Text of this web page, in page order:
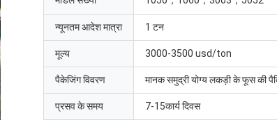
न्यूनतम आदेश मात्रा 1 टन
मूल्य 3000-3500 usd/ton
पैकेजिंग विवरण मानक समुद्री योग्य लकड़ी के फूस की
प्रसव के समय 7-15कार्य दिवस